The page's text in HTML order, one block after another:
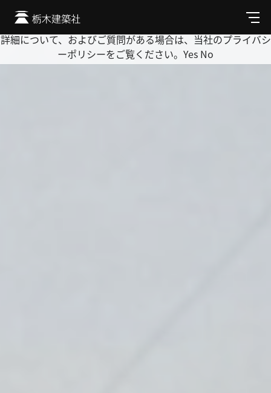
メ
ニ
ュ
Cookie を使用して、お客様の活動を追跡してもよろしいです
か? 当社ではお客様のプライバシーを極めて重視しています。
詳細について、およびご質問がある場合は、当社のプライバシ
ーポリシーをご覧ください。 Yes No